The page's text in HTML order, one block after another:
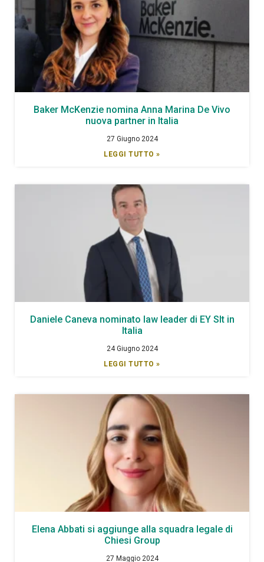
Baker McKenzie nomina Anna Marina De Vivo
nuova partner in Italia
27 Giugno 2024
LEGGI TUTTO »
Daniele Caneva nominato law leader di EY Slt in
Italia
24 Giugno 2024
LEGGI TUTTO »
Elena Abbati si aggiunge alla squadra legale di
Chiesi Group
27 Maggio 2024